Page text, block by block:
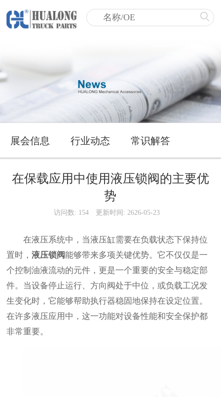
展会信息 行业动态 常识解答
在保载应用中使用液压锁阀的主要优
势
访问数: 154 更新时间: 2626-05-23
在液压系统中，当液压缸需要在负载状态下保持位
置时，液压锁阀能够带来多项关键优势。它不仅仅是一
个控制油液流动的元件，更是一个重要的安全与稳定部
件。当设备停止运行、方向阀处于中位，或负载工况发
生变化时，它能够帮助执行器稳固地保持在设定位置。
在许多液压应用中，这一功能对设备性能和安全保护都
非常重要。